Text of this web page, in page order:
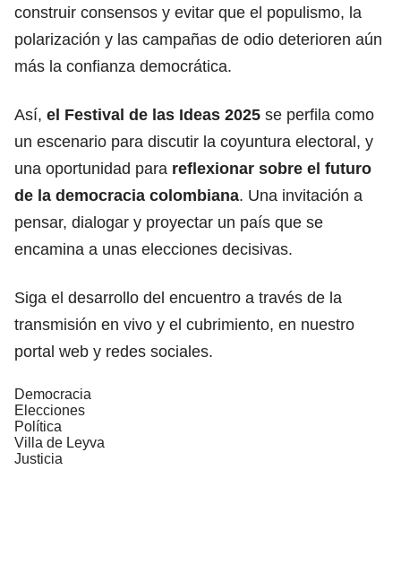
construir consensos y evitar que el populismo, la
polarización y las campañas de odio deterioren aún
más la confianza democrática.
Así, el Festival de las Ideas 2025 se perfila como
un escenario para discutir la coyuntura electoral, y
una oportunidad para reflexionar sobre el futuro
de la democracia colombiana. Una invitación a
pensar, dialogar y proyectar un país que se
encamina a unas elecciones decisivas.
Siga el desarrollo del encuentro a través de la
transmisión en vivo y el cubrimiento, en nuestro
portal web y redes sociales.
Democracia
Elecciones
Política
Villa de Leyva
Justicia